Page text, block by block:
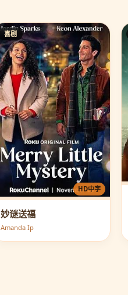
喜剧
HD中字
妙谜送福
Amanda Ip